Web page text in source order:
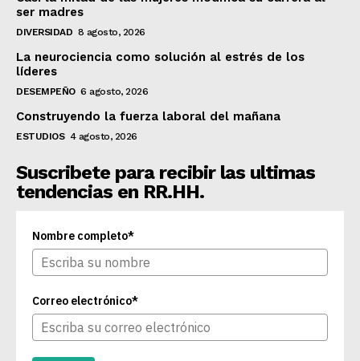
ser madres
DIVERSIDAD 8 agosto, 2026
La neurociencia como solución al estrés de los
líderes
DESEMPEÑO 6 agosto, 2026
Construyendo la fuerza laboral del mañana
ESTUDIOS 4 agosto, 2026
Suscribete para recibir las ultimas
tendencias en RR.HH.
Nombre completo*
Correo electrónico*